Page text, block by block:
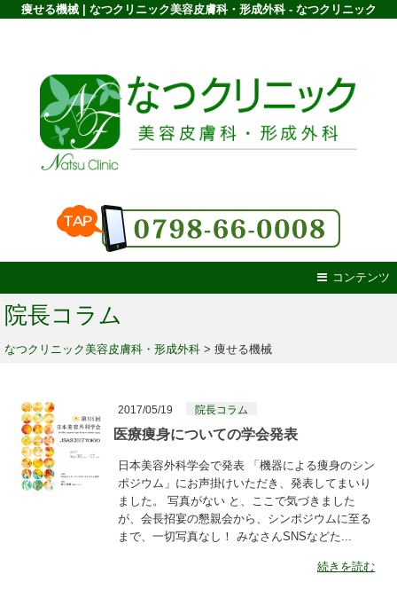
痩せる機械 | なつクリニック美容皮膚科・形成外科 - なつクリニック
コンテンツ
院長コラム
なつクリニック美容皮膚科・形成外科 > 痩せる機械
2017/05/19 院長コラム
医療痩身についての学会発表
日本美容外科学会で発表 「機器による痩身のシン
ポジウム」にお声掛けいただき、発表してまいり
ました。 写真がない と、ここで気づきました
が、会長招宴の懇親会から、シンポジウムに至る
まで、一切写真なし！ みなさんSNSなどた...
続きを読む